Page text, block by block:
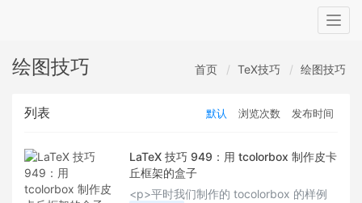
绘图技巧 首页 TeX技巧 绘图技巧
列表 默认 浏览次数 发布时间
LaTeX 技巧 949：用 tcolorbox 制作皮卡
丘框架的盒子
<p>平时我们制作的 tocolorbox 的样例